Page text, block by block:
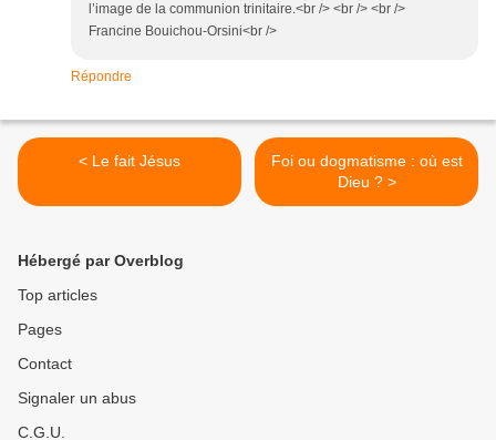
l’image de la communion trinitaire.<br /> <br /> <br />
Francine Bouichou-Orsini<br />
Répondre
< Le fait Jésus
Foi ou dogmatisme : où est
Dieu ? >
Hébergé par Overblog
Top articles
Pages
Contact
Signaler un abus
C.G.U.